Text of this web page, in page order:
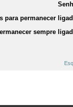
para permanecer
sempre